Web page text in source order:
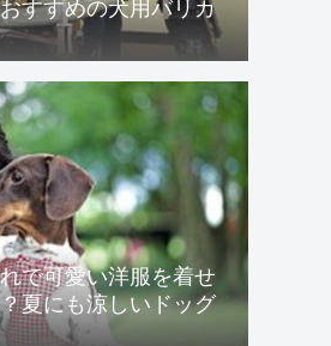
で可愛い洋服を着せ
夏にも涼しいドッグ